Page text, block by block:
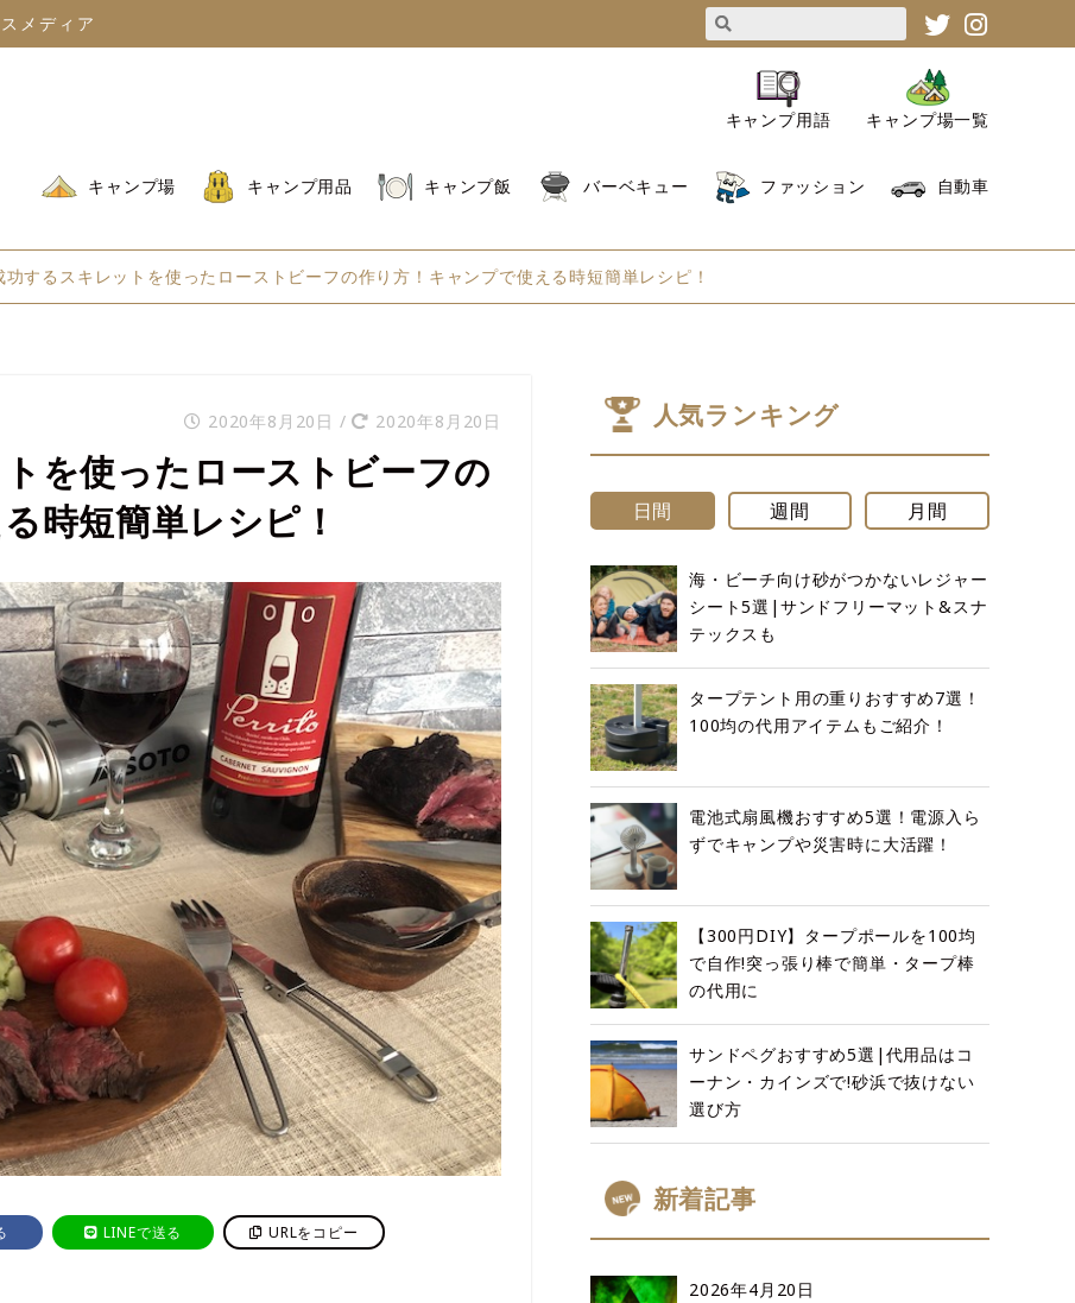
メディア
キャンプ用語 キャンプ場一覧
キャンプ場 キャンプ用品 キャンプ飯 バーベキュー ファッション 自動車
功するスキレットを使ったローストビーフの作り方！キャンプで使える時短簡単レシピ！
2020年8月20日 / 2020年8月20日
を使ったローストビーフの
時短簡単レシピ！
LINEで送る URLをコピー
人気ランキング
日間 週間 月間
海・ビーチ向け砂がつかないレジャー
シート5選|サンドフリーマット&スナ
テックスも
タープテント用の重りおすすめ7選！
100均の代用アイテムもご紹介！
電池式扇風機おすすめ5選！電源入ら
ずでキャンプや災害時に大活躍！
【300円DIY】タープポールを100均
で自作!突っ張り棒で簡単・タープ棒
の代用に
サンドペグおすすめ5選|代用品はコ
ーナン・カインズで!砂浜で抜けない
選び方
新着記事
2026年4月20日